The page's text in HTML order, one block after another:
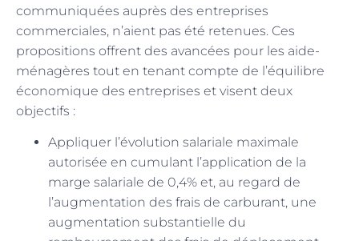
communiquées auprès des entreprises
commerciales, n’aient pas été retenues. Ces
propositions offrent des avancées pour les aide-
ménagères tout en tenant compte de l’équilibre
économique des entreprises et visent deux
objectifs :
Appliquer l’évolution salariale maximale
autorisée en cumulant l’application de la
marge salariale de 0,4% et, au regard de
l’augmentation des frais de carburant, une
augmentation substantielle du